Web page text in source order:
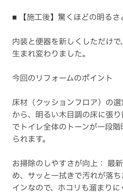
■ 【施工後】驚くほどの明るさ
内装と便器を新しくしただけ
生まれ変わりました。
今回のリフォームのポイント
床材（クッションフロア）の
から、明るい木目調の床に張
でトイレ全体のトーンが一段
られます。
お掃除のしやすさが向上： 最
め、サッと一拭きで汚れが落
インなので、ホコリも溜まりに